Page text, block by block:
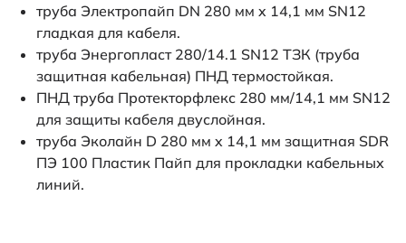
труба Электропайп DN 280 мм x 14,1 мм SN12
гладкая для кабеля.
труба Энергопласт 280/14.1 SN12 ТЗК (труба
защитная кабельная) ПНД термостойкая.
ПНД труба Протекторфлекс 280 мм/14,1 мм SN12
для защиты кабеля двуслойная.
труба Эколайн D 280 мм x 14,1 мм защитная SDR
ПЭ 100 Пластик Пайп для прокладки кабельных
линий.